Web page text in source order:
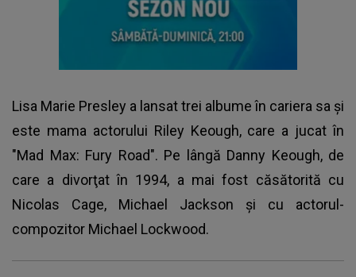
Lisa Marie Presley a lansat trei albume în cariera sa şi
este mama actorului Riley Keough, care a jucat în
"Mad Max: Fury Road". Pe lângă Danny Keough, de
care a divorţat în 1994, a mai fost căsătorită cu
Nicolas Cage, Michael Jackson şi cu actorul-
compozitor Michael Lockwood.